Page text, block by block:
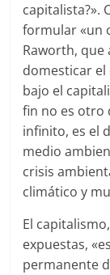
capitalista?».
formular «un
Raworth,
domesticar
bajo el
fin no es otro
infinito, es el
medio
crisis
climático y
El
expuestas,
permanente